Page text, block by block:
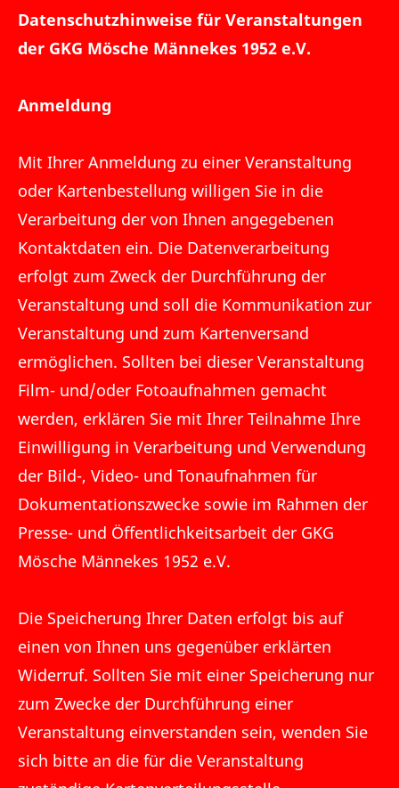
Datenschutzhinweise für Veranstaltungen
der GKG Mösche Männekes 1952 e.V.
Anmeldung
Mit Ihrer Anmeldung zu einer Veranstaltung
oder Kartenbestellung willigen Sie in die
Verarbeitung der von Ihnen angegebenen
Kontaktdaten ein. Die Datenverarbeitung
erfolgt zum Zweck der Durchführung der
Veranstaltung und soll die Kommunikation zur
Veranstaltung und zum Kartenversand
ermöglichen. Sollten bei dieser Veranstaltung
Film- und/oder Fotoaufnahmen gemacht
werden, erklären Sie mit Ihrer Teilnahme Ihre
Einwilligung in Verarbeitung und Verwendung
der Bild-, Video- und Tonaufnahmen für
Dokumentationszwecke sowie im Rahmen der
Presse- und Öffentlichkeitsarbeit der GKG
Mösche Männekes 1952 e.V.
Die Speicherung Ihrer Daten erfolgt bis auf
einen von Ihnen uns gegenüber erklärten
Widerruf. Sollten Sie mit einer Speicherung nur
zum Zwecke der Durchführung einer
Veranstaltung einverstanden sein, wenden Sie
sich bitte an die für die Veranstaltung